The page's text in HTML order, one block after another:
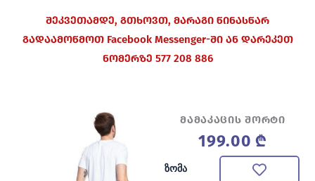
შეკვეთამდე, გთხოვთ, მარაგი წინასწარ
გადაამოწმოთ Facebook Messenger-ში ან დარეკეთ
ნომერზე 577 208 886
მამაკაცის შორტი
199.00₾
ზომა
რაოდენობა:
მამაკაცის